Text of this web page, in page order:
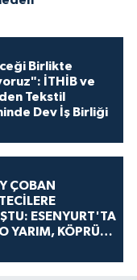
Birlikte
İTHİB ve
Tekstil
Dev İş Birliği
ÇOBAN
ESENYURT'TA
YARIM, KÖPRÜ